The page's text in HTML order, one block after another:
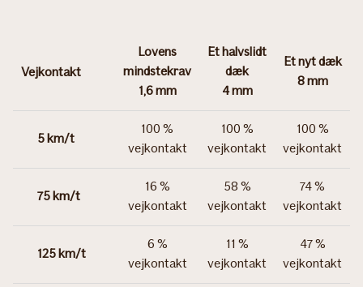
Vejkontakt
Lovens
mindstekrav
1,6 mm​
Et halvslidt
dæk
4 mm​
Et nyt dæk
8 mm​
5 km/t
​​100 %
vejkontakt​
​​100 %
vejkontakt​
​​100 %
vejkontakt​
75 km/t​
16 %
vejkontakt
58 %
vejkontakt​
74 %
vejkontakt
​125 km/t
6 %
vejkontakt​
11 %
vejkontakt​
47 %
vejkontakt​